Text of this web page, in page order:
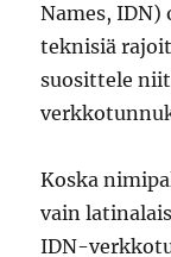
Names,
teknisiä
suosittele
Koska
vain
IDN-